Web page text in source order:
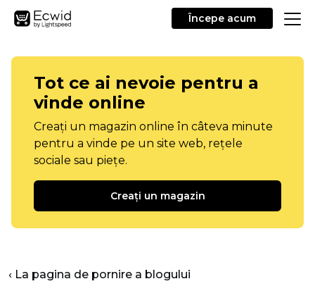
Începe acum
Tot ce ai nevoie pentru a
vinde online
Creați un magazin online în câteva minute
pentru a vinde pe un site web, rețele
sociale sau piețe.
Creați un magazin
‹ La pagina de pornire a blogului